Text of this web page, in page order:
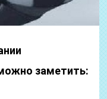
заметить: